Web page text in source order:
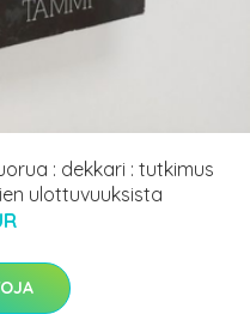
: dekkari : tutkimus
ulottuvuuksista